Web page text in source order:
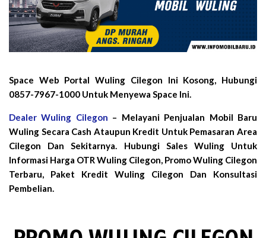
Space Web Portal Wuling Cilegon Ini Kosong, Hubungi
0857-7967-1000 Untuk Menyewa Space Ini.
Dealer Wuling Cilegon – Melayani Penjualan Mobil Baru
Wuling Secara Cash Ataupun Kredit Untuk Pemasaran Area
Cilegon Dan Sekitarnya. Hubungi Sales Wuling Untuk
Informasi Harga OTR Wuling Cilegon, Promo Wuling Cilegon
Terbaru, Paket Kredit Wuling Cilegon Dan Konsultasi
Pembelian.